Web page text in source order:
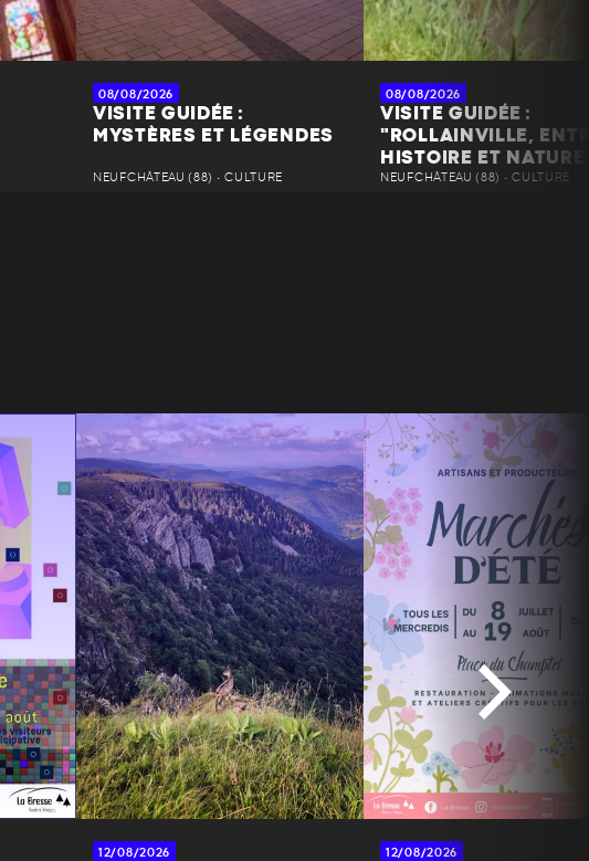
08/08/2026
VISITE GUIDÉE :
MYSTÈRES ET LÉGENDES
NEUFCHÂTEAU (88) • CULTURE
08/08/2026
VISITE GUIDÉE :
"ROLLAINVILLE,
HISTOIRE ET
NEUFCHÂTEAU (88) • CULTURE
12/08/2026 12/08/2026